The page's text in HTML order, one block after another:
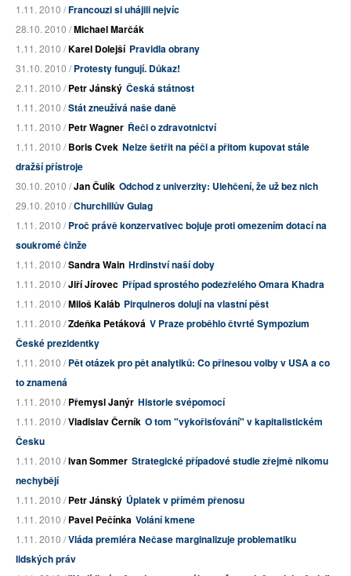
1.11. 2010 /Francouzi si uhájili nejvíc
28.10. 2010 /Michael Marčák
1.11. 2010 /Karel Dolejší Pravidla obrany
31.10. 2010 /Protesty fungují. Důkaz!
2.11. 2010 /Petr Jánský Česká státnost
1.11. 2010 /Stát zneužívá naše daně
1.11. 2010 /Petr Wagner Řeči o zdravotnictví
1.11. 2010 /Boris Cvek Nelze šetřit na péči a přitom kupovat stále
dražší přístroje
30.10. 2010 /Jan Čulík Odchod z univerzity: Ulehčení, že už bez nich
29.10. 2010 /Churchillův Gulag
1.11. 2010 /Proč právě konzervativec bojuje proti omezením dotací na
soukromé činže
1.11. 2010 /Sandra Wain Hrdinství naší doby
1.11. 2010 /Jiří Jírovec Případ sprostého podezřelého Omara Khadra
1.11. 2010 /Miloš Kaláb Pirquineros dolují na vlastní pěst
1.11. 2010 /Zdeňka Petáková V Praze proběhlo čtvrté Sympozium
České prezidentky
1.11. 2010 /Pět otázek pro pět analytiků: Co přinesou volby v USA a co
to znamená
1.11. 2010 /Přemysl Janýr Historie svépomocí
1.11. 2010 /Vladislav Černík O tom "vykořisťování" v kapitalistickém
Česku
1.11. 2010 /Ivan Sommer Strategické případové studie zřejmě nikomu
nechybějí
1.11. 2010 /Petr Jánský Úplatek v přímém přenosu
1.11. 2010 /Pavel Pečínka Volání kmene
1.11. 2010 /Vláda premiéra Nečase marginalizuje problematiku
lidských práv